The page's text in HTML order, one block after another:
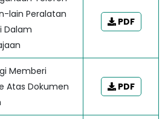
lain Peralatan
Dalam
PDF
Memberi
Atas Dokumen
PDF